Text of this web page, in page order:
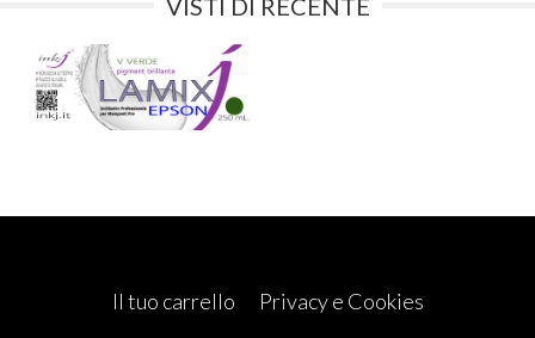
Il tuo carrello
Privacy e Cookies